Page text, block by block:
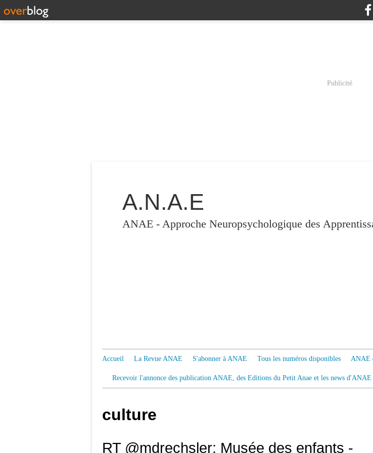
Publicité
A.N.A.E
ANAE - Approche Neuropsychologique des
Accueil La Revue ANAE S'abonner à ANAE Tous les numéros disponibles ANAE
Recevoir l'annonce des publication ANAE, des Editions du Petit Anae et les news
culture
RT @mdrechsler: Musée des enfants -